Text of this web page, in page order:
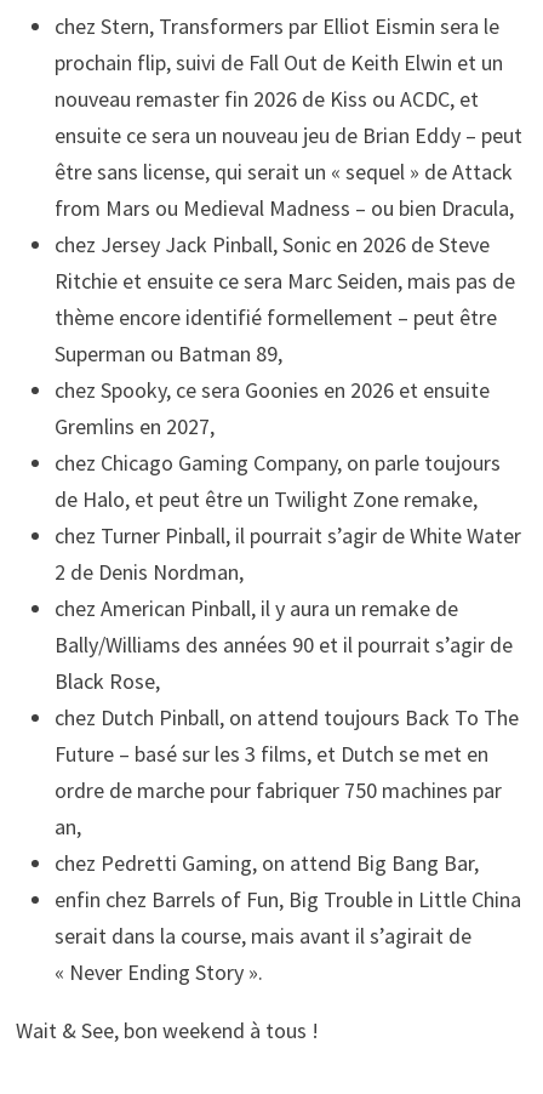
chez Stern, Transformers par Elliot Eismin sera le
prochain flip, suivi de Fall Out de Keith Elwin et un
nouveau remaster fin 2026 de Kiss ou ACDC, et
ensuite ce sera un nouveau jeu de Brian Eddy – peut
être sans license, qui serait un « sequel » de Attack
from Mars ou Medieval Madness – ou bien Dracula,
chez Jersey Jack Pinball, Sonic en 2026 de Steve
Ritchie et ensuite ce sera Marc Seiden, mais pas de
thème encore identifié formellement – peut être
Superman ou Batman 89,
chez Spooky, ce sera Goonies en 2026 et ensuite
Gremlins en 2027,
chez Chicago Gaming Company, on parle toujours
de Halo, et peut être un Twilight Zone remake,
chez Turner Pinball, il pourrait s’agir de White Water
2 de Denis Nordman,
chez American Pinball, il y aura un remake de
Bally/Williams des années 90 et il pourrait s’agir de
Black Rose,
chez Dutch Pinball, on attend toujours Back To The
Future – basé sur les 3 films, et Dutch se met en
ordre de marche pour fabriquer 750 machines par
an,
chez Pedretti Gaming, on attend Big Bang Bar,
enfin chez Barrels of Fun, Big Trouble in Little China
serait dans la course, mais avant il s’agirait de
« Never Ending Story ».
Wait & See, bon weekend à tous !